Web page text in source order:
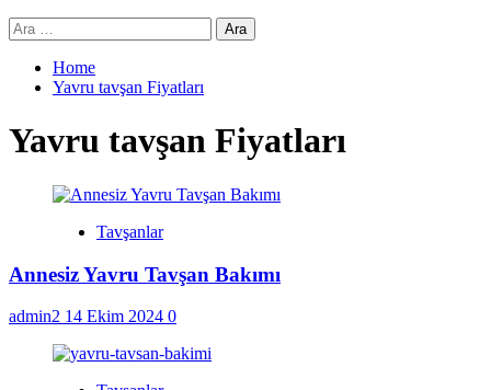
Arama:
Home
Yavru tavşan Fiyatları
Yavru tavşan Fiyatları
Tavşanlar
Annesiz Yavru Tavşan Bakımı
admin2 14 Ekim 2024 0